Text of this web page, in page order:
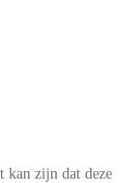
kan zijn dat deze